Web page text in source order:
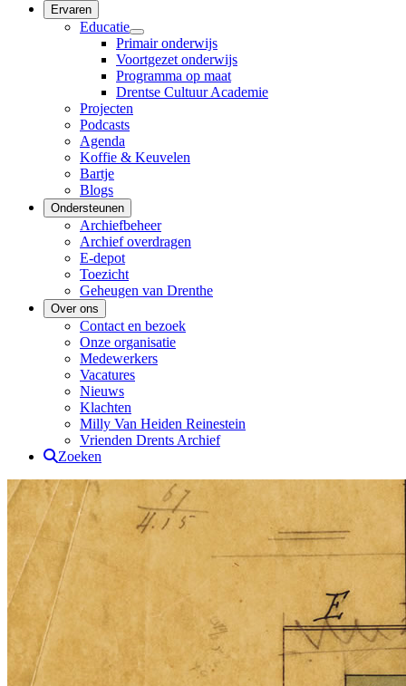
Ervaren
Educatie
Primair onderwijs
Voortgezet onderwijs
Programma op maat
Drentse Cultuur Academie
Projecten
Podcasts
Agenda
Koffie & Keuvelen
Bartje
Blogs
Ondersteunen
Archiefbeheer
Archief overdragen
E-depot
Toezicht
Geheugen van Drenthe
Over ons
Contact en bezoek
Onze organisatie
Medewerkers
Vacatures
Nieuws
Klachten
Milly Van Heiden Reinestein
Vrienden Drents Archief
Zoeken
Drents Archief